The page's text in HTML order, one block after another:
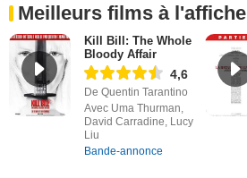
Meilleurs films à l'affiche
Kill Bill: The Whole
Bloody Affair
4,6
De Quentin Tarantino
Avec Uma Thurman,
David Carradine, Lucy
Liu
Bande-annonce